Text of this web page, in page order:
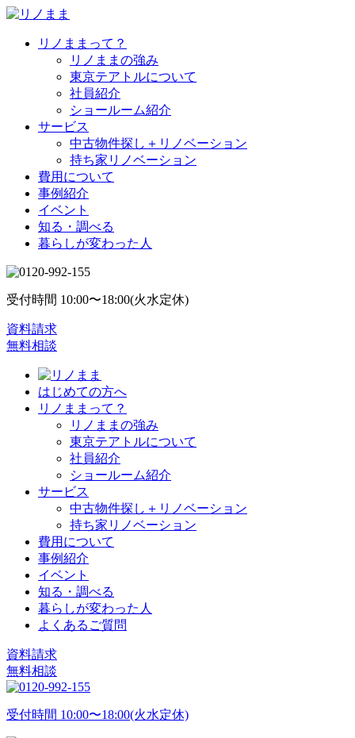
リノままって？
リノままの強み
東京テアトルについて
社員紹介
ショールーム紹介
サービス
中古物件探し＋リノベーション
持ち家リノベーション
費用について
事例紹介
イベント
知る・調べる
暮らしが変わった人
受付時間 10:00〜18:00(火水定休)
資料請求
無料相談
はじめての方へ
リノままって？
リノままの強み
東京テアトルについて
社員紹介
ショールーム紹介
サービス
中古物件探し＋リノベーション
持ち家リノベーション
費用について
事例紹介
イベント
知る・調べる
暮らしが変わった人
よくあるご質問
資料請求
無料相談
受付時間 10:00〜18:00(火水定休)